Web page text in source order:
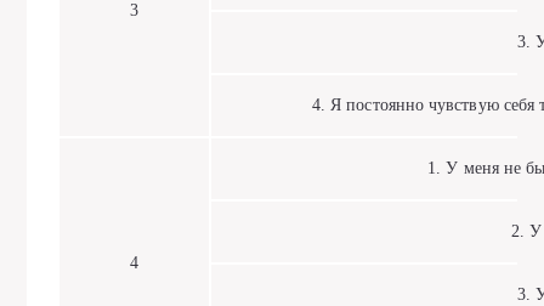
3
3. У
4. Я постоянно чувствую себя
4
1. У меня не
2. У
3. У